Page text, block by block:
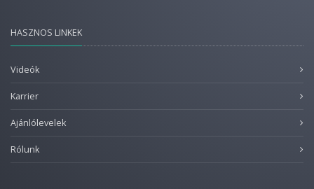
HASZNOS LINKEK
Videók
Karrier
Ajánlólevelek
Rólunk